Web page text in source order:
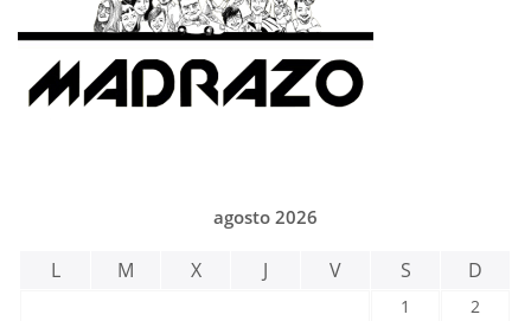
agosto 2026
L M X J V S D
1
2